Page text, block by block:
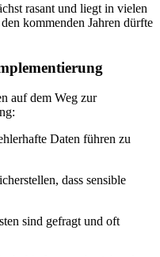
rasant und liegt in vielen
kommenden Jahren dürfte
auf dem Weg zur
Daten führen zu
dass sensible
sind gefragt und oft